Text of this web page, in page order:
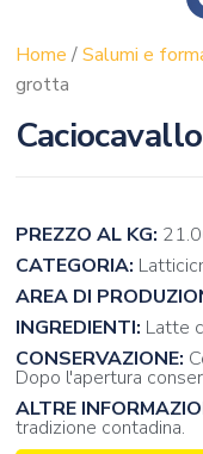
Home /Salumi e
grotta
PREZZO AL KG:
CATEGORIA:
AREA DI
INGREDIENTI: Latte
CONSERVAZIONE:
Dopo l'apertura
ALTRE
tradizione contadina.